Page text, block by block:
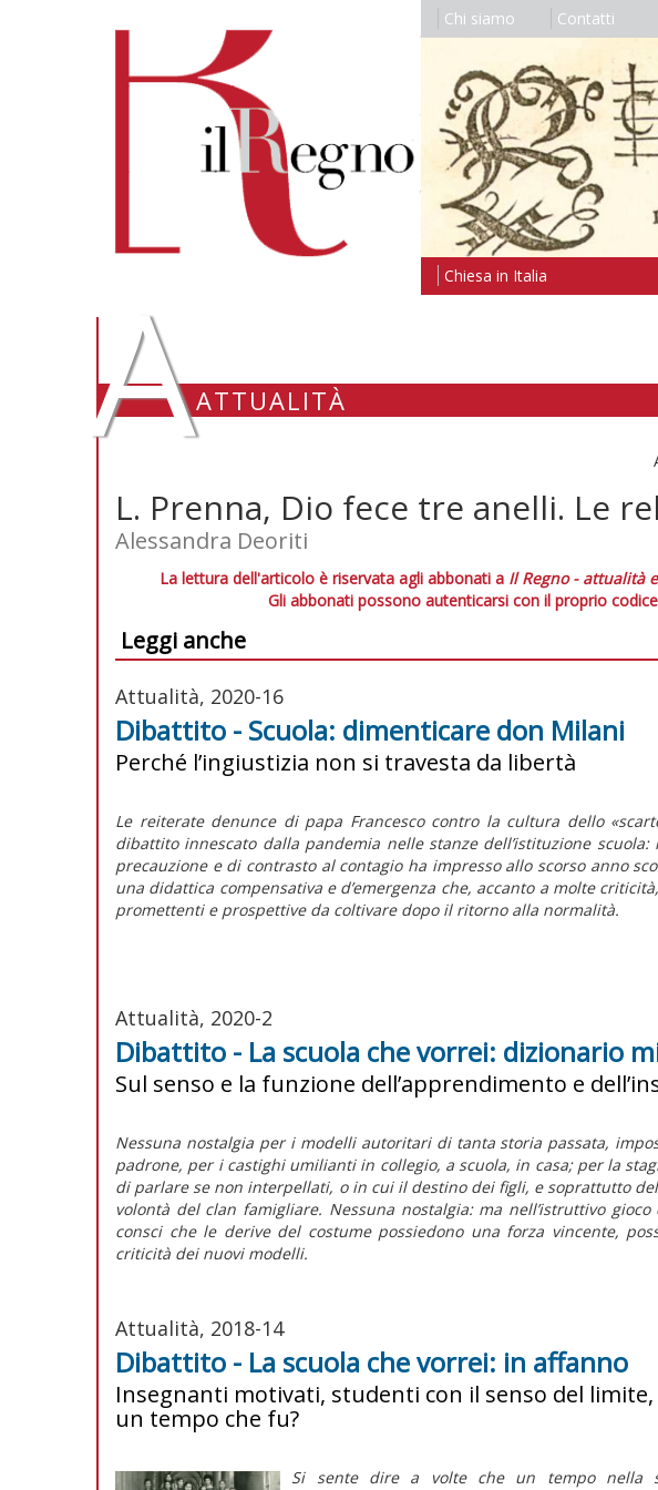
Chi siamo Contatti
Chiesa in Italia
AATTUALITÀ
L. Prenna, Dio fece tre anelli. Le
Alessandra Deoriti
La lettura dell'articolo è riservata agli abbonati a Il Regno - attualità
Gli abbonati possono autenticarsi con il proprio
Leggi anche
Attualità, 2020-16
Dibattito - Scuola: dimenticare don Milani
Perché l’ingiustizia non si travesta da libertà
Le reiterate denunce di papa Francesco contro la cultura dello
dibattito innescato dalla pandemia nelle stanze dell’istituzione
precauzione e di contrasto al contagio ha impresso allo scorso anno
una didattica compensativa e d’emergenza che, accanto a molte
promettenti e prospettive da coltivare dopo il ritorno alla normalità.
Attualità, 2020-2
Dibattito - La scuola che vorrei: dizionario
Sul senso e la funzione dell’apprendimento e
Nessuna nostalgia per i modelli autoritari di tanta storia passata,
padrone, per i castighi umilianti in collegio, a scuola, in casa; per la
di parlare se non interpellati, o in cui il destino dei figli, e soprattutto
volontà del clan famigliare. Nessuna nostalgia: ma nell’istruttivo
consci che le derive del costume possiedono una forza vincente,
criticità dei nuovi modelli.
Attualità, 2018-14
Dibattito - La scuola che vorrei: in affanno
Insegnanti motivati, studenti con il senso del
un tempo che fu?
Si sente dire a volte che un tempo nella